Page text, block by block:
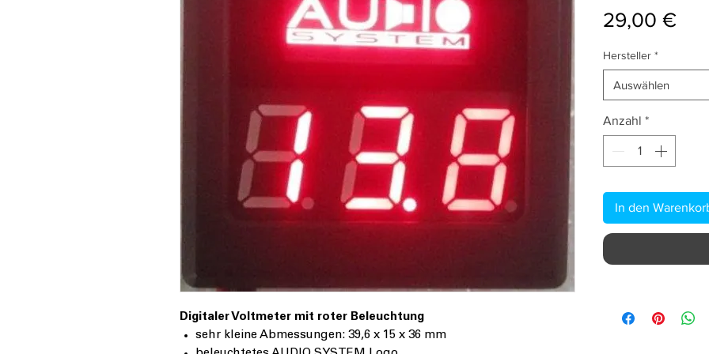
Digitaler Voltmeter mit roter Beleuchtung
sehr kleine Abmessungen: 39,6 x 15 x 36 mm
29,00 €Preis
Hersteller *
Auswählen
Anzahl *
In den